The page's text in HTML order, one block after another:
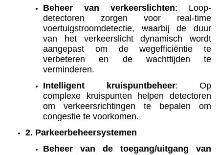
Beheer van verkeerslichten: Loop-
detectoren zorgen voor real-time
voertuigstroomdetectie, waarbij de duur
van het verkeerslicht dynamisch wordt
aangepast om de wegefficiëntie te
verbeteren en de wachttijden te
verminderen.
Intelligent kruispuntbeheer: Op
complexe kruispunten helpen detectoren
om verkeersrichtingen te bepalen om
congestie te voorkomen.
2. Parkeerbeheersystemen
Beheer van de toegang/uitgang van